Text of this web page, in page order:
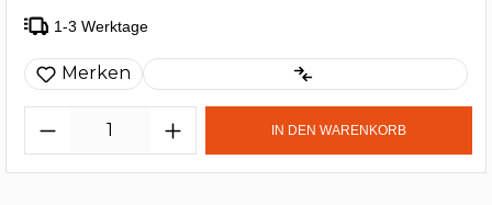
1-3 Werktage
Merken
IN DEN WARENKORB